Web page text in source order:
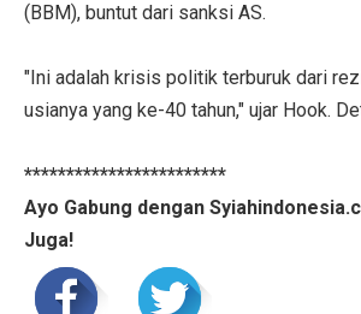
(BBM), buntut dari sanksi AS.
"Ini adalah krisis politik terburuk dari
usianya yang ke-40 tahun," ujar Hook.
************************
Ayo Gabung dengan
Juga!